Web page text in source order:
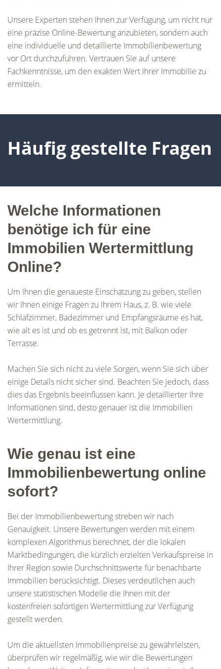
Unsere Experten stehen Ihnen zur Verfügung, um nicht nur
eine präzise Online-Bewertung anzubieten, sondern auch
eine individuelle und detaillierte Immobilienbewertung
vor Ort durchzuführen. Vertrauen Sie auf unsere
Fachkenntnisse, um den exakten Wert Ihrer Immobilie zu
ermitteln.
Häufig gestellte Fragen
Welche Informationen
benötige ich für eine
Immobilien Wertermittlung
Online?
Um Ihnen die genaueste Einschätzung zu geben, stellen
wir Ihnen einige Fragen zu Ihrem Haus, z. B. wie viele
Schlafzimmer, Badezimmer und Empfangsräume es hat,
wie alt es ist und ob es getrennt ist, mit Balkon oder
Terrasse.
Machen Sie sich nicht zu viele Sorgen, wenn Sie sich über
einige Details nicht sicher sind. Beachten Sie jedoch, dass
dies das Ergebnis beeinflussen kann. Je detaillierter Ihre
Informationen sind, desto genauer ist die Immobilien
Wertermittlung.
Wie genau ist eine
Immobilienbewertung online
sofort?
Bei der Immobilienbewertung streben wir nach
Genauigkeit. Unsere Bewertungen werden mit einem
komplexen Algorithmus berechnet, der die lokalen
Marktbedingungen, die kürzlich erzielten Verkaufspreise in
Ihrer Region sowie Durchschnittswerte für benachbarte
Immobilien berücksichtigt. Dieses verdeutlichen auch
unsere statistischen Modelle die Ihnen mit der
kostenfreien sofortigen Wertermittlung zur Verfügung
gestellt werden.
Um die aktuellsten Immobilienpreise zu gewährleisten,
überprüfen wir regelmäßig, wie wir die Bewertungen